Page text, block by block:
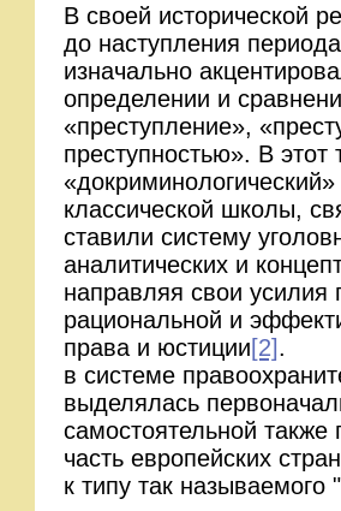
В своей исторической
до наступления
изначально
определении и
«преступление»,
преступностью». В
классической школы,
ставили систему
аналитических и
направляя свои усилия
рациональной и
права и юстиции[2].
в системе
выделялась
самостоятельной
часть европейских
к типу так называемого